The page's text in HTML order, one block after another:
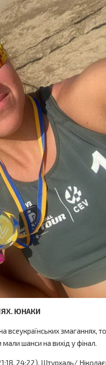
ЮНАКИ
змаганнях,
шанси на вихід у фінал.
24:22), Штурхаль/